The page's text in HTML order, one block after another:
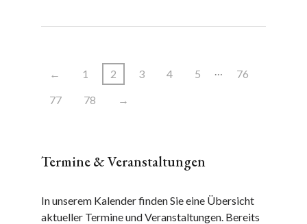
← 1 2 3 4 5 …
76
77
78 →
Termine & Veranstaltungen
In unserem Kalender finden Sie eine Übersicht
aktueller Termine und Veranstaltungen. Bereits